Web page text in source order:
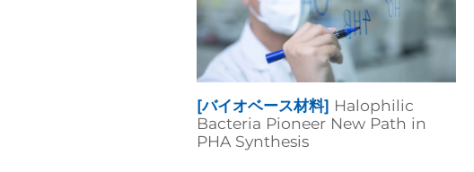
[バイオベース材料] Halophilic
Bacteria Pioneer New Path in
PHA Synthesis